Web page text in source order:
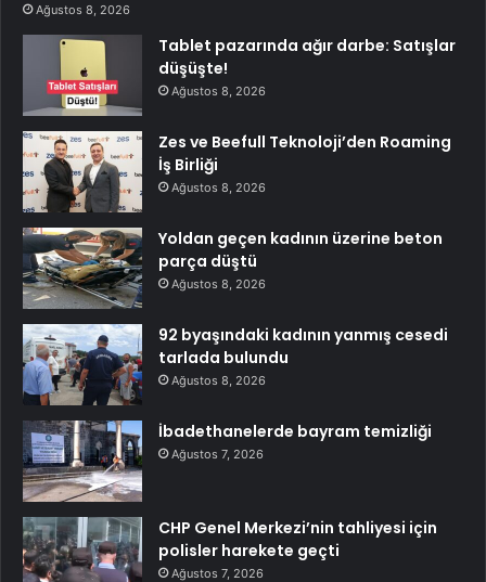
Ağustos 8, 2026
Tablet pazarında ağır darbe: Satışlar
düşüşte!
Ağustos 8, 2026
Zes ve Beefull Teknoloji’den Roaming
İş Birliği
Ağustos 8, 2026
Yoldan geçen kadının üzerine beton
parça düştü
Ağustos 8, 2026
92 byaşındaki kadının yanmış cesedi
tarlada bulundu
Ağustos 8, 2026
İbadethanelerde bayram temizliği
Ağustos 7, 2026
CHP Genel Merkezi’nin tahliyesi için
polisler harekete geçti
Ağustos 7, 2026